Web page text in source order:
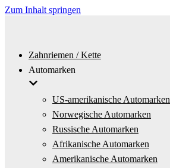
Zum Inhalt springen
Zahnriemen / Kette
Automarken
US-amerikanische Automarken
Norwegische Automarken
Russische Automarken
Afrikanische Automarken
Amerikanische Automarken